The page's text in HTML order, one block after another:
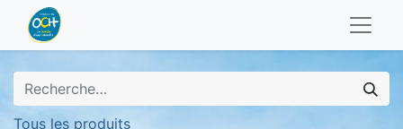
Tous les produits